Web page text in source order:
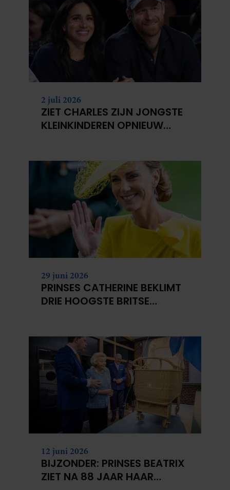
2 juli 2026
ZIET CHARLES ZIJN JONGSTE
KLEINKINDEREN OPNIEUW
29 juni 2026
PRINSES CATHERINE BEKLIMT
DRIE HOOGSTE BRITSE
12 juni 2026
BIJZONDER: PRINSES BEATRIX
ZIET NA 88 JAAR HAAR